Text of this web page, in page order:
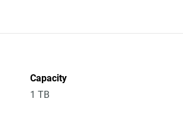
Capacity
1 TB